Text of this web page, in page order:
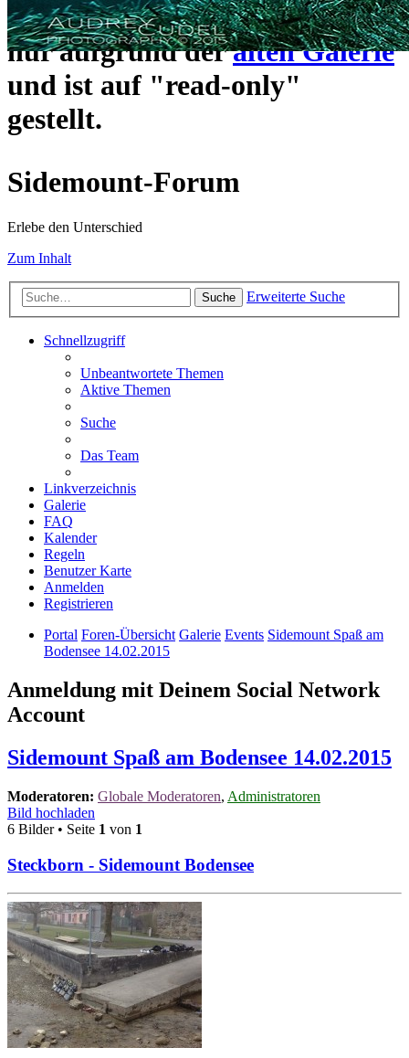
Das alte Forum hier existiert
nur aufgrund deralten Galerie
und ist auf "read-only"
gestellt.
Sidemount-Forum
Erlebe den Unterschied
Zum Inhalt
Suche Erweiterte Suche
Schnellzugriff
Unbeantwortete Themen
Aktive Themen
Suche
Das Team
Linkverzeichnis
Galerie
FAQ
Kalender
Regeln
Benutzer Karte
Anmelden
Registrieren
Portal Foren-Übersicht Galerie Events Sidemount Spaß am
Bodensee 14.02.2015
Anmeldung mit Deinem Social Network
Account
Sidemount Spaß am Bodensee 14.02.2015
Moderatoren: Globale Moderatoren, Administratoren
Bild hochladen
6 Bilder • Seite 1 von 1
Steckborn - Sidemount Bodensee